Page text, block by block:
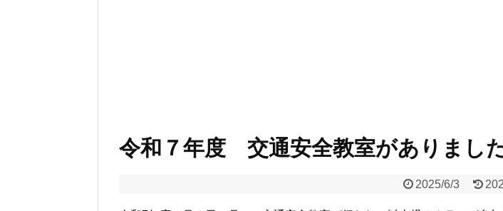
令和７年度 交通安全教室がありまし
2025/6/3